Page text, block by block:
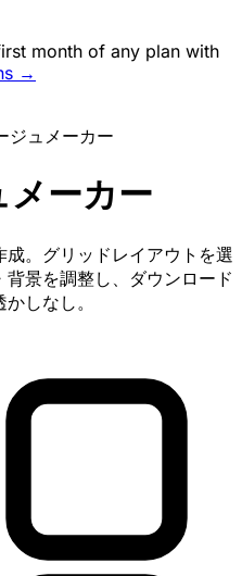
month of any plan with
→
ジュメーカー
メーカー
。グリッドレイアウトを選
景を調整し、ダウンロード
しなし。